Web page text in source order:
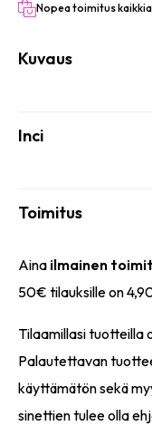
Nopea toimitus
Kuvaus
Inci
Toimitus
Aina ilmainen
50€ tilauksille on
Tilaamillasi tuotteilla
Palautettavan
käyttämätön sekä
sinettien tulee olla